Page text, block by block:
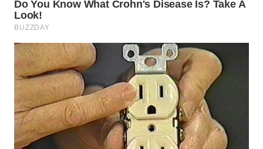
WN
MADURA
WN
SURABAYA
WN
NATUNA